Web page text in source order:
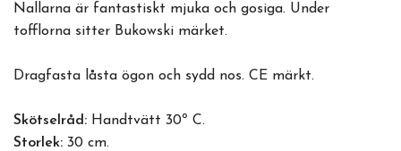
Nallarna är fantastiskt mjuka och gosiga. Under
tofflorna sitter Bukowski märket.
Dragfasta låsta ögon och sydd nos. CE märkt.
Skötselråd: Handtvätt 30º C.
Storlek: 30 cm.